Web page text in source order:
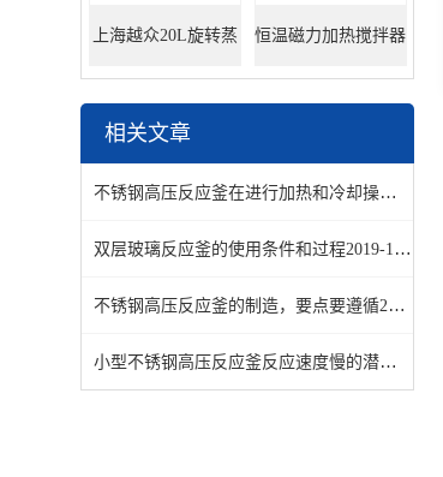
上海越众20L旋转蒸 恒温磁力加热搅拌器
相关文章
不锈钢高压反应釜在进行加热和冷却操作时需要注意哪些事项？
双层玻璃反应釜的使用条件和过程2019-12-07
不锈钢高压反应釜的制造，要点要遵循2019-08-21
小型不锈钢高压反应釜反应速度慢的潜在原因是什么呢？